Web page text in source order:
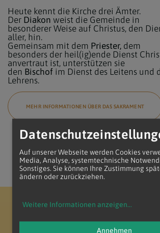
Heute kennt die Kirche drei Ämter.
Der Diakon weist die Gemeinde in
besonderer Weise auf Christus, den
aller, hin.
Gemeinsam mit dem Priester, dem
besonders der heil(ig)ende Dienst
anvertraut ist, unterstützen sie
den Bischof im Dienst des Leitens und
Lehrens.
MEHR INFORMATIONEN ÜBER DAS SAKRAMENT
Erzdiözese Wien
Vikariat Nord - Unter dem
Auf unserer Webseite werden Cookies
Media, Analyse, systemtechnische
Sonstiges. Sie können Ihre Zustimmung
ändern oder zurückziehen.
Weitere Informationen anzeigen...
Annehmen